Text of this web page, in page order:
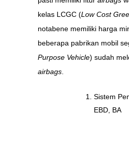
kelas LCGC (Low Cost
notabene memiliki harga
beberapa pabrikan mobil
Purpose Vehicle) sudah
airbags
Sistem
EBD, BA